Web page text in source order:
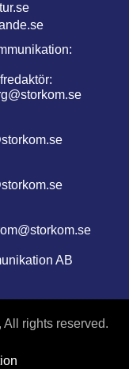
AB
rights reserved.